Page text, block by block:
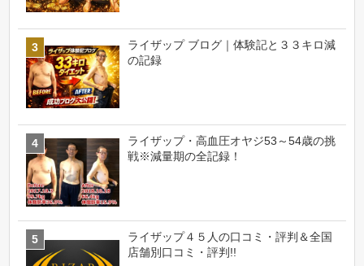
ライザップ ブログ｜体験記と３３キロ減
の記録
ライザップ・高血圧オヤジ53～54歳の挑
戦※減量期の全記録！
ライザップ４５人の口コミ・評判＆全国
店舗別口コミ・評判!!